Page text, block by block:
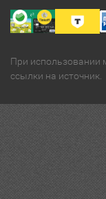
При использовании
ссылки на источник.